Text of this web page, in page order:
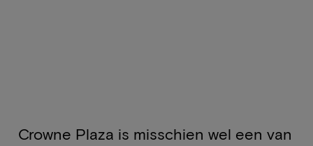
Crowne Plaza is misschien wel een van